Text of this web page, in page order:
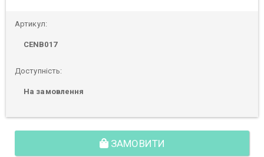
Артикул:
CENB017
Доступність:
На замовлення
ЗАМОВИТИ